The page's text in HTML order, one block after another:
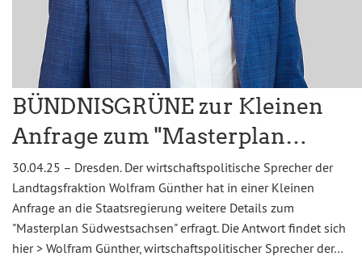
BÜNDNISGRÜNE zur Kleinen
Anfrage zum "Masterplan…
30.04.25 – Dresden. Der wirtschaftspolitische Sprecher der
Landtagsfraktion Wolfram Günther hat in einer Kleinen
Anfrage an die Staatsregierung weitere Details zum
"Masterplan Südwestsachsen" erfragt. Die Antwort findet sich
hier > Wolfram Günther, wirtschaftspolitischer Sprecher der…